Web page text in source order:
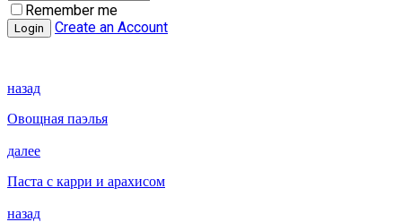
Remember me
Create an Account
назад
Овощная паэлья
далее
Паста с карри и арахисом
назад